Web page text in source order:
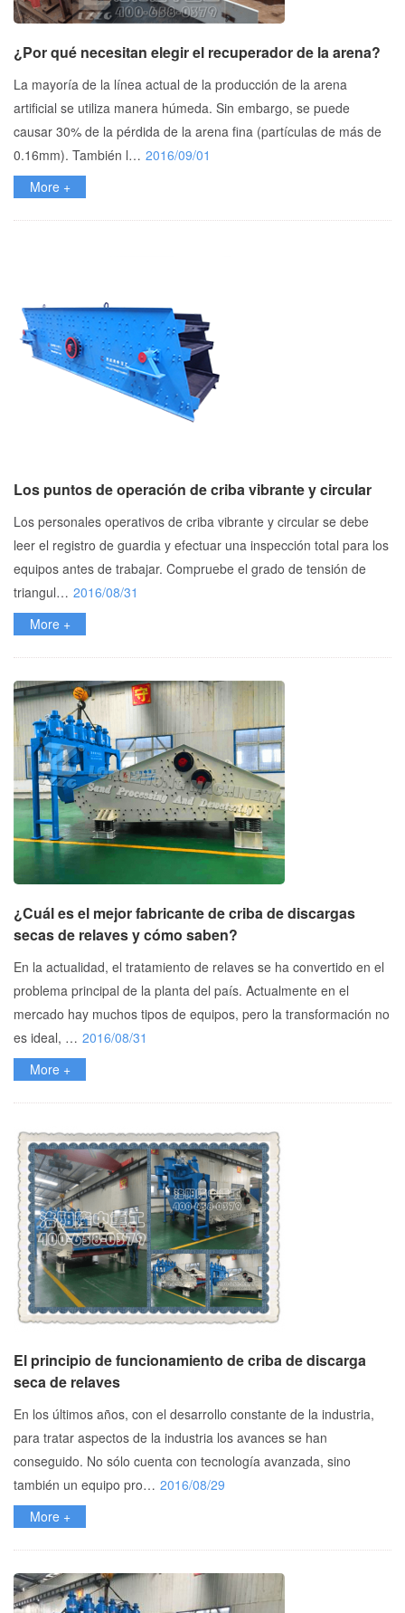
¿Por qué necesitan elegir el recuperador de la arena?
La mayoría de la línea actual de la producción de la arena
artificial se utiliza manera húmeda. Sin embargo, se puede
causar 30% de la pérdida de la arena fina (partículas de más de
0.16mm). También l… 2016/09/01
More +
Los puntos de operación de criba vibrante y circular
Los personales operativos de criba vibrante y circular se debe
leer el registro de guardia y efectuar una inspección total para los
equipos antes de trabajar. Compruebe el grado de tensión de
triangul… 2016/08/31
More +
¿Cuál es el mejor fabricante de criba de discargas
secas de relaves y cómo saben?
En la actualidad, el tratamiento de relaves se ha convertido en el
problema principal de la planta del país. Actualmente en el
mercado hay muchos tipos de equipos, pero la transformación no
es ideal, … 2016/08/31
More +
El principio de funcionamiento de criba de discarga
seca de relaves
En los últimos años, con el desarrollo constante de la industria,
para tratar aspectos de la industria los avances se han
conseguido. No sólo cuenta con tecnología avanzada, sino
también un equipo pro… 2016/08/29
More +